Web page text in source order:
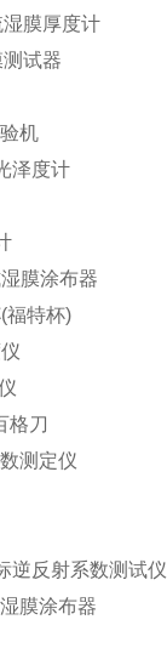
膜厚度计
试器
机
泽度计
膜涂布器
福特杯)
格刀
测定仪
逆反射系数测试仪
膜涂布器